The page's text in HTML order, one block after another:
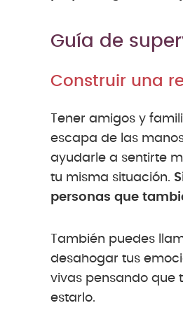
Guía de
Construir una
Tener amigos y
escapa de las
ayudarle a sentirte
tu misma situación.
personas que
También puedes
desahogar tus
vivas pensando que
estarlo.